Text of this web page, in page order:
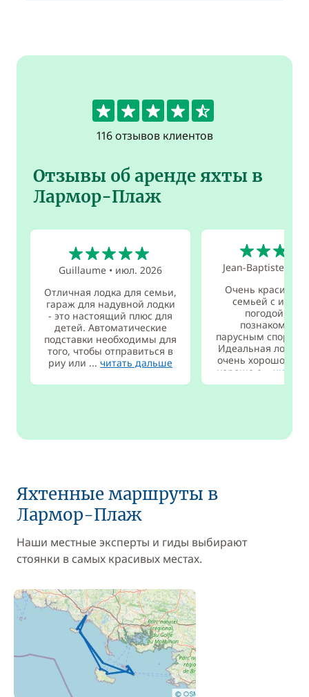
4.5
116 отзывов клиентов
Отзывы об аренде яхты в
Лармор-Плаж
Guillaume • июл. 2026
Отличная лодка для семьи,
гараж для надувной лодки
- это настоящий плюс для
детей. Автоматические
подставки необходимы для
того, чтобы отправиться в
риу или ...читать дальше
Jean-Baptiste
Очень красивый
семьей с
погодой,
познакомить
парусным спортом
Идеальная лодка,
очень хорошо
хорошо о...
Яхтенные маршруты в
Лармор-Плаж
Наши местные эксперты и гиды выбирают
стоянки в самых красивых местах.